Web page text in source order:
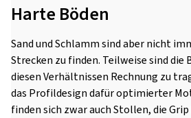
Harte Böden
Sand und Schlamm sind aber nicht
Strecken zu finden. Teilweise sind die
diesen Verhältnissen Rechnung zu
das Profildesign dafür optimierter
finden sich zwar auch Stollen, die